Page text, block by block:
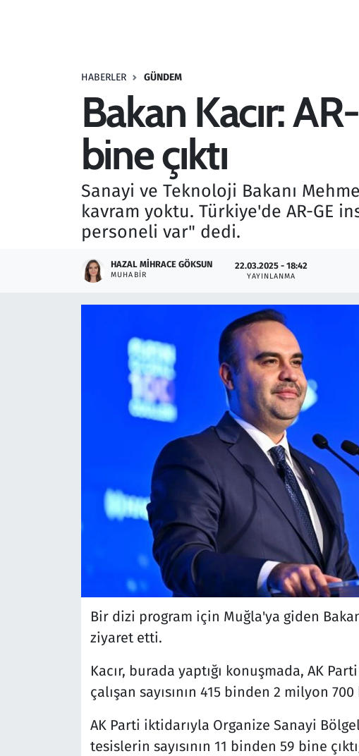
HABERLER GÜNDEM
Bakan Kacır:
bine çıktı
Sanayi ve Teknoloji Bakanı
kavram yoktu. Türkiye'de AR-GE
personeli var" dedi.
HAZAL MIHRACE GÖKSUN
MUHABIR
22.03.2025 - 18:42
YAYINLANMA
Bir dizi program için Muğla'ya giden Bakan
ziyaret etti.
Kacır, burada yaptığı konuşmada, AK
çalışan sayısının 415 binden 2 milyon 700
AK Parti iktidarıyla Organize Sanayi
tesislerin sayısının 11 binden 59 bine
Savunma Sanayi
Televizyon